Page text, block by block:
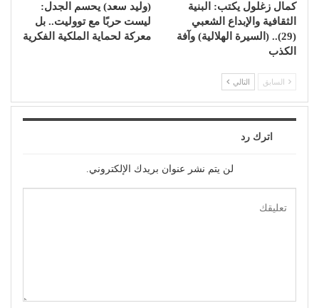
كمال زغلول يكتب: البنية
الثقافية والإبداع الشعبي
(29).. (السيرة الهلالية) وآفة
الكذب
(وليد سعد) يحسم الجدل:
ليست حربًا مع تووليت.. بل
معركة لحماية الملكية الفكرية
السابق التالي
اترك رد
لن يتم نشر عنوان بريدك الإلكتروني.